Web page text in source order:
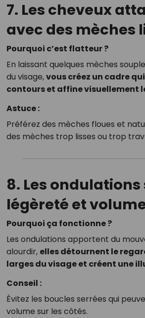
7. Les cheveux
avec des mèches
Pourquoi c’est flatteur ?
En laissant quelques mèches
du visage,vous créez un cadre
contours et affine visuellement
Astuce :
Préférez des mèches floues et
des mèches trop lisses ou trop
8. Les ondulations
légèreté et
Pourquoi ça fonctionne ?
Les ondulations apportent du
alourdir, elles détournent le
larges du visage et créent une
Conseil :
Évitez les boucles serrées qui
volume sur les côtés.